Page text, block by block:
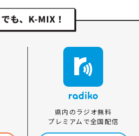
県内のラジオ無料
プレミアムで全国配信